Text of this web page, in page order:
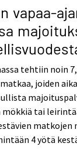
vapaa-
tehtiin noin
joiden
tai
matkojen
4 yötä